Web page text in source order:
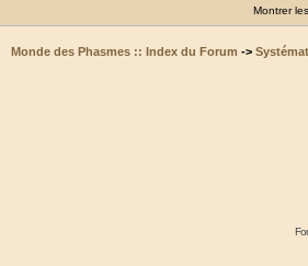
Montrer
Monde des Phasmes :: Index du Forum ->